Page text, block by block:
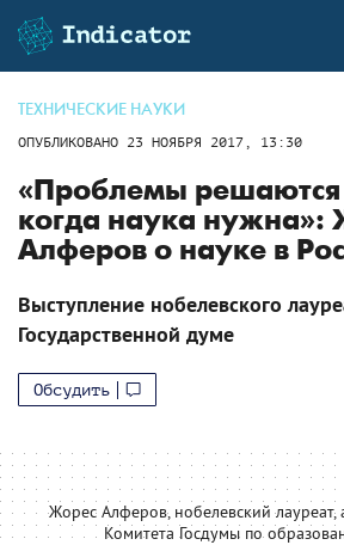
ТЕХНИЧЕСКИЕ НАУКИ
ОПУБЛИКОВАНО 23 НОЯБРЯ 2017, 13:30
«Проблемы решаются
когда наука нужна»:
Алферов о науке в
Выступление нобелевского
Государственной думе
Обсудить
Жорес Алферов, нобелевский лауреат,
Комитета Госдумы по